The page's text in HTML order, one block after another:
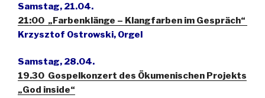
Samstag, 21.04.
21:00 „Farbenklänge – Klangfarben im Gespräch“
Krzysztof Ostrowski, Orgel
Samstag, 28.04.
19.30 Gospelkonzert des Ökumenischen Projekts
„God inside“